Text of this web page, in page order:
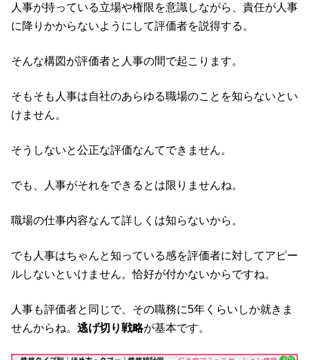
人事が持っている立場や権限を意識しながら、責任が人事
に降りかからないようにして評価者を説得する。
そんな構図が評価者と人事の間で起こります。
そもそも人事は自社のあらゆる職場のことを知らないとい
けません。
そうしないと公正な評価なんてできません。
でも、人事がそれをできるとは限りませんね。
職場の仕事内容なんて詳しくは知らないから。
でも人事はちゃんと知っている感を評価者に対してアピー
ルしないといけません。恰好が付かないからですね。
人事も評価者と同じで、その職務に5年くらいしか就きま
せんからね。 逃げ切り戦略が基本です。